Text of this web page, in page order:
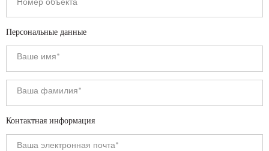
Персональные данные
Контактная информация